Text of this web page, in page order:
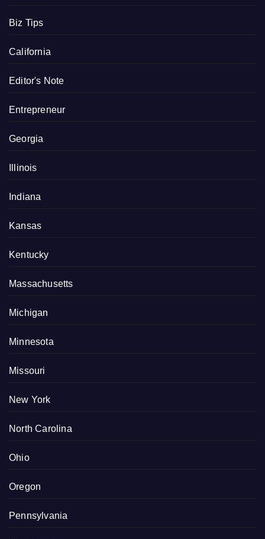
Biz Tips
California
Editor's Note
Entrepreneur
Georgia
Illinois
Indiana
Kansas
Kentucky
Massachusetts
Michigan
Minnesota
Missouri
New York
North Carolina
Ohio
Oregon
Pennsylvania